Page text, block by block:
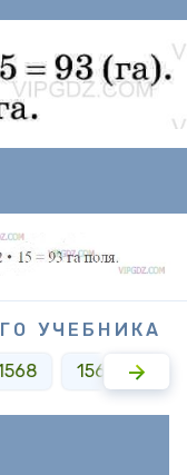
УЧЕБНИКА
1569